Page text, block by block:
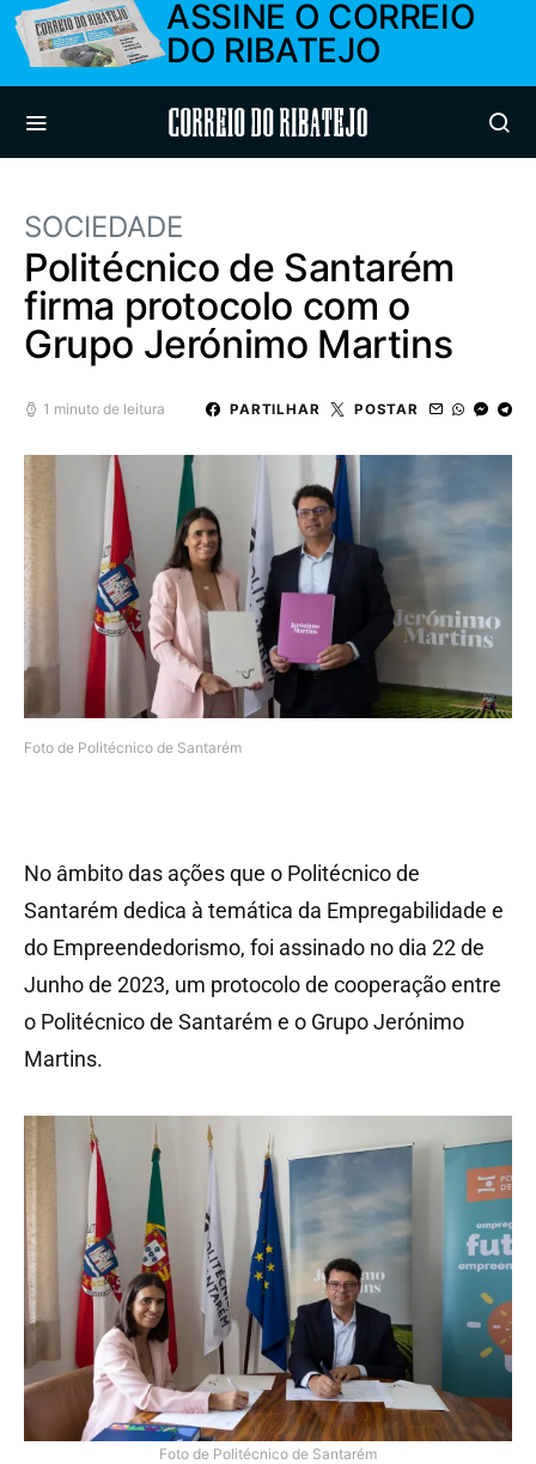
ASSINE O CORREIO
DO RIBATEJO
Correio do Ribatejo
SOCIEDADE
Politécnico de Santarém
firma protocolo com o
Grupo Jerónimo Martins
1 minuto de leitura PARTILHAR POSTAR
Foto de Politécnico de Santarém
No âmbito das ações que o Politécnico de
Santarém dedica à temática da Empregabilidade e
do Empreendedorismo, foi assinado no dia 22 de
Junho de 2023, um protocolo de cooperação entre
o Politécnico de Santarém e o Grupo Jerónimo
Martins.
Foto de Politécnico de Santarém